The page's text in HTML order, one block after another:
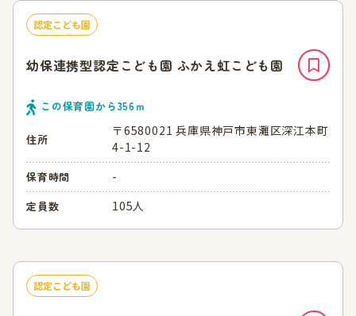
認定こども園
幼保連携型認定こども園 ふかえ虹こども園
この保育園から356ｍ
住所
〒6580021 兵庫県神戸市東灘区深江本町
4-1-12
保育時間 -
定員数 105人
認定こども園